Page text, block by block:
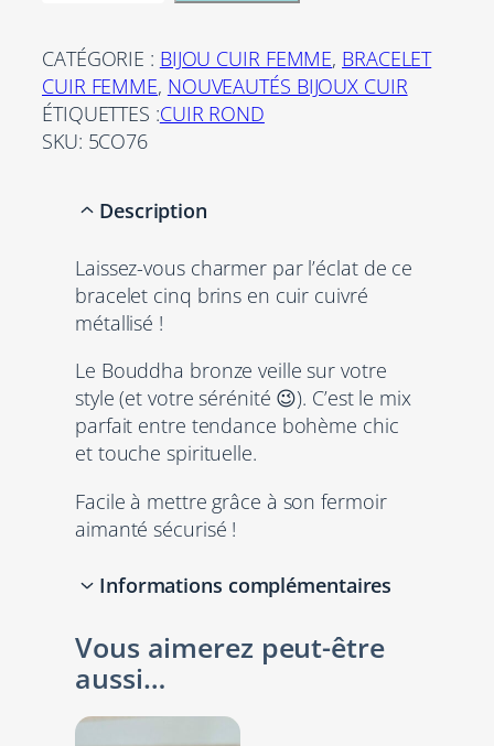
n
t
i
t
CATÉGORIE : BIJOU CUIR FEMME, BRACELET
CUIR FEMME, NOUVEAUTÉS BIJOUX CUIR
ÉTIQUETTES :CUIR ROND
SKU: 5CO76
Description
Laissez-vous charmer par l’éclat de ce
bracelet cinq brins en cuir cuivré
métallisé !
Le Bouddha bronze veille sur votre
style (et votre sérénité 😉). C’est le mix
parfait entre tendance bohème chic
et touche spirituelle.
Facile à mettre grâce à son fermoir
aimanté sécurisé !
Informations complémentaires
Attributs
Valeur
Couleurs
Bronze,
Vous aimerez peut-être
aussi…